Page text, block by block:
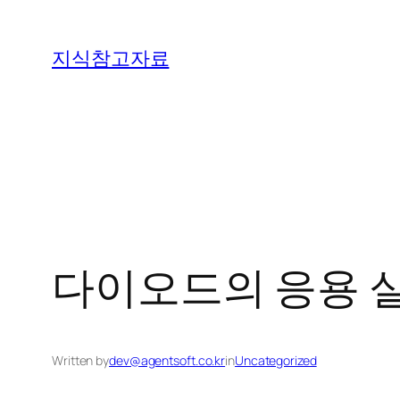
지식참고자료
다이오드의 응용
Written bydev@agentsoft.co.krinUncategorized